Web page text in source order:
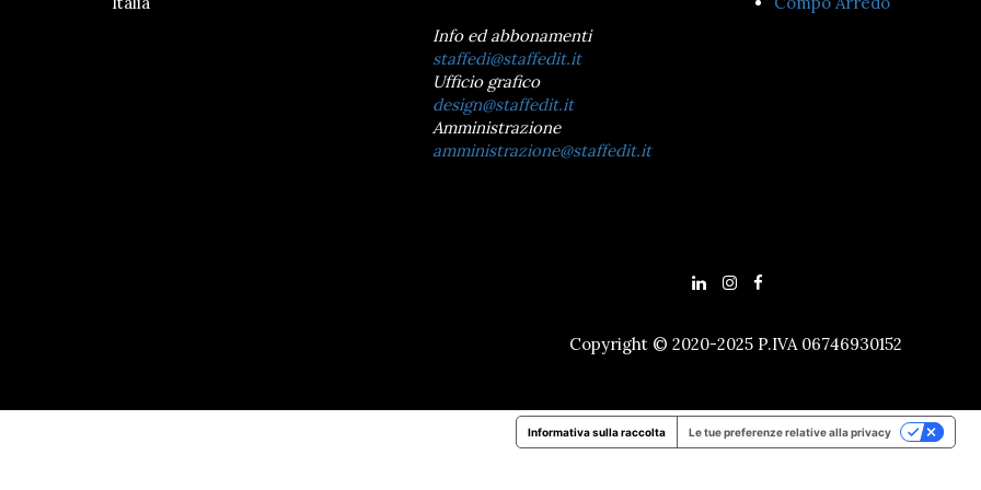
Info ed abbonamenti
staffedi@staffedit.it
Ufficio grafico
design@staffedit.it
Amministrazione
amministrazione@staffedit.it
Copyright © 2020-2025 P.IVA 06746930152
Informativa sulla raccolta Le tue preferenze relative alla privacy